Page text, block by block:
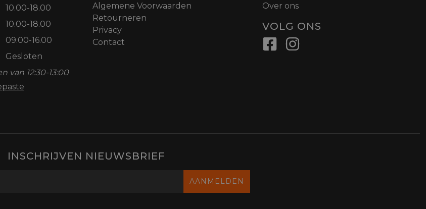
10.00-18.00
10.00-18.00
09.00-16.00
Gesloten
van 12:30-13:00
Algemene Voorwaarden
Retourneren
Privacy
Contact
Over ons
VOLG ONS
INSCHRIJVEN NIEUWSBRIEF
AANMELDEN